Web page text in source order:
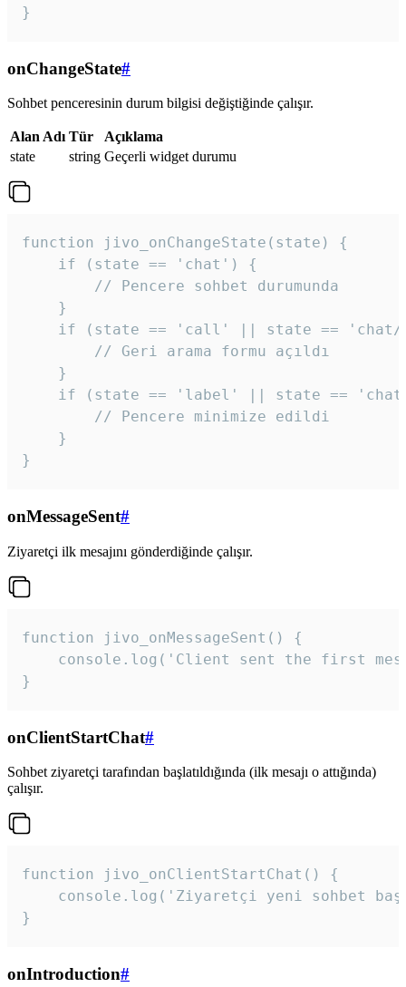
}
onChangeState#
Sohbet penceresinin durum bilgisi değiştiğinde çalışır.
Alan Adı Tür
Açıklama
state
string Geçerli widget durumu
function jivo_onChangeState(state) {
    if (state == 'chat') {
        // Pencere sohbet durumunda
    }
if (state == 'call' || state ==
        // Geri arama formu açıldı
    }
if (state == 'label' || state ==
        // Pencere minimize edildi
    }
}
onMessageSent#
Ziyaretçi ilk mesajını gönderdiğinde çalışır.
function jivo_onMessageSent() {
console.log('Client sent the first
}
onClientStartChat#
Sohbet ziyaretçi tarafından başlatıldığında (ilk mesajı o attığında)
çalışır.
function jivo_onClientStartChat() {
console.log('Ziyaretçi yeni sohbet
}
onIntroduction#